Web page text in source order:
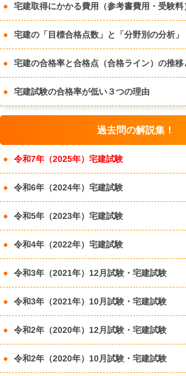
宅建取得にかかる費用（参考書費用・受験料
宅建の「目標合格点数」と「分野別の分析」
宅建の合格率と合格点（合格ライン）の推移
宅建試験の合格率が低い３つの理由
過去問の解説集！
令和7年（2025年）宅建試験
令和6年（2024年）宅建試験
令和5年（2023年）宅建試験
令和4年（2022年）宅建試験
令和3年（2021年）12月試験・宅建試験
令和3年（2021年）10月試験・宅建試験
令和2年（2020年）12月試験・宅建試験
令和2年（2020年）10月試験・宅建試験